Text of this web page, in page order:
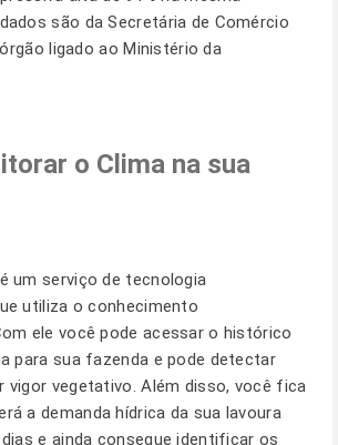
são da Secretária de Comércio
ligado ao Ministério da
o Clima na sua
é um serviço de tecnologia
utiliza o conhecimento
ele você pode acessar o histórico
para sua fazenda e pode detectar
vigor vegetativo. Além disso, você fica
a demanda hídrica da sua lavoura
e ainda consegue identificar os